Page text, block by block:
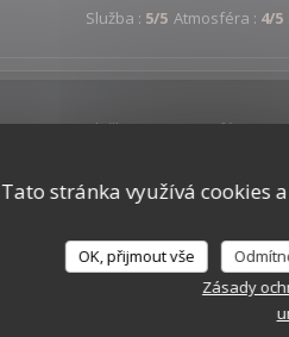
Tato stránka využívá cookies
OK, přijmout vše
Zásady
Služba : 5/5 Atmosféra : 4/5
Služba:3/5 Atmosféra:4/5
Služba:5/5 Atmosféra:5/5